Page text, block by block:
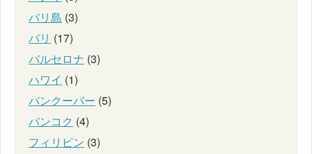
バリ島 (3)
パリ (17)
バルセロナ (3)
ハワイ (1)
バンクーバー (5)
バンコク (4)
フィリピン (3)